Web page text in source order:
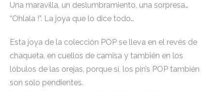
Una maravilla, un deslumbramiento, una sorpresa…
“Ohlala !”. La joya que lo dice todo…
Esta joya de la colección POP se lleva en el revés de
chaqueta, en cuellos de camisa y también en los
lóbulos de las orejas, porque sí, los pin’s POP también
son solo pendientes.